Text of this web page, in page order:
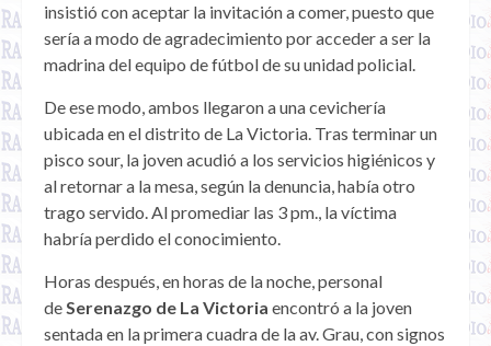
insistió con aceptar la invitación a comer, puesto que
sería a modo de agradecimiento por acceder a ser la
madrina del equipo de fútbol de su unidad policial.
De ese modo, ambos llegaron a una cevichería
ubicada en el distrito de La Victoria. Tras terminar un
pisco sour, la joven acudió a los servicios higiénicos y
al retornar a la mesa, según la denuncia, había otro
trago servido. Al promediar las 3 pm., la víctima
habría perdido el conocimiento.
Horas después, en horas de la noche, personal
deSerenazgo de La Victoria encontró a la joven
sentada en la primera cuadra de la av. Grau, con signos